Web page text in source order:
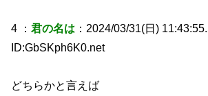
4 ：君の名は ：2024/03/31(日)
ID:GbSKph6K0.net
どちらかと言えば